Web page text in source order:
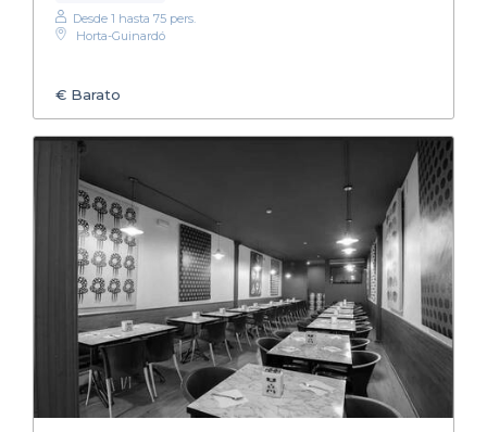
Desde 1 hasta 75 pers.
Horta-Guinardó
€ Barato